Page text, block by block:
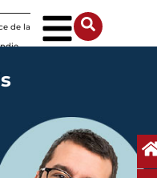
de la